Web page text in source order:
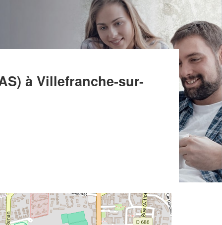
à Villefranche-sur-